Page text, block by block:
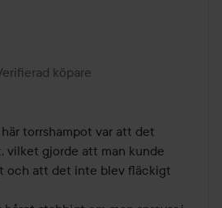
5 år
köpare
torrshampot var att det
vilket gjorde att man kunde
och att det inte blev fläckigt